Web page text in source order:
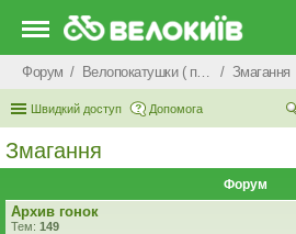
Форум Велопокатушки ( покатеньки), велопоходи, туризм. Змагання
Швидкий доступ Допомога
Змагання
Форум
Архив гонок
Тем: 149